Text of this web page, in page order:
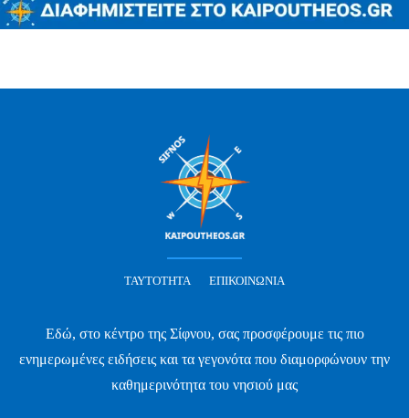
ΤΑΥΤΌΤΗΤΑ ΕΠΙΚΟΙΝΩΝΊΑ
Εδώ, στο κέντρο της Σίφνου, σας προσφέρουμε τις πιο
ενημερωμένες ειδήσεις και τα γεγονότα που διαμορφώνουν την
καθημερινότητα του νησιού μας